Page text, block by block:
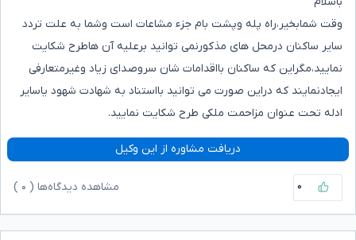
وقت شمابخیر،راه پله وپشت بام جزء مشاعات است وشما به علت تردد
سایر ساکنان درمحل های مذکورنمی توانید برعلیه آن هاطرح شکایت
نمایید،مگراین که ساکنان بااقدامات شان سروصدای زیاد وغیرمتعارفی
ایجادنمایند که دراین صورت می توانید بااستناد به شهادت شهود یاسایر
ادله تحت عنوان مزاحمت ملکی طرح شکایت نمایید.
دریافت مشاوره از این وکیل
۰ مشاهده دیدگاه‌ها ( ۰